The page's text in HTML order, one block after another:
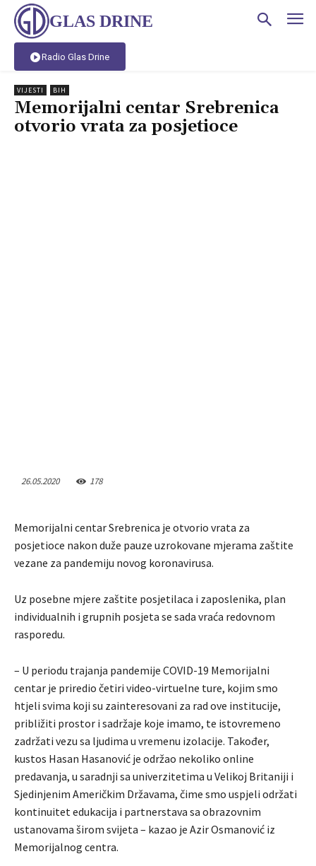
GLAS DRINE
Radio Glas Drine
VIJESTI BIH
Memorijalni centar Srebrenica
otvorio vrata za posjetioce
26.05.2020 178
Memorijalni centar Srebrenica je otvorio vrata za
posjetioce nakon duže pauze uzrokovane mjerama zaštite
vezane za pandemiju novog koronavirusa.
Uz posebne mjere zaštite posjetilaca i zaposlenika, plan
individualnih i grupnih posjeta se sada vraća redovnom
rasporedu.
– U periodu trajanja pandemije COVID-19 Memorijalni
centar je priredio četiri video-virtuelne ture, kojim smo
htjeli svima koji su zainteresovani za rad ove institucije,
približiti prostor i sadržaje koje imamo, te istovremeno
zadržati vezu sa ljudima u vremenu izolacije. Također,
kustos Hasan Hasanović je održao nekoliko online
predavanja, u saradnji sa univerzitetima u Velikoj Britaniji i
Sjedinjenim Američkim Državama, čime smo uspjeli održati
kontinuitet edukacija i partnerstava sa obrazovnim
ustanovama širom svijeta – kazao je Azir Osmanović iz
Memorijalnog centra.